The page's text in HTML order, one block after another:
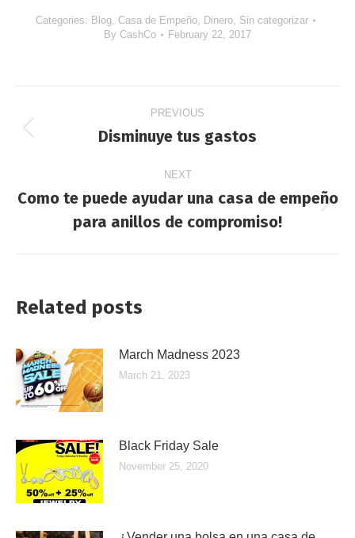
Categories: Blog, Casa de Empeño, Dinero, Sin categorizar
By CashCo February 22, 2017
navigation
PREVIOUS
Previous
Disminuye tus gastos
NEXT
post:
Como te puede ayudar una casa de empeño
para anillos de compromiso!
Related posts
March Madness 2023
March 21, 2023
Black Friday Sale
November 25, 2020